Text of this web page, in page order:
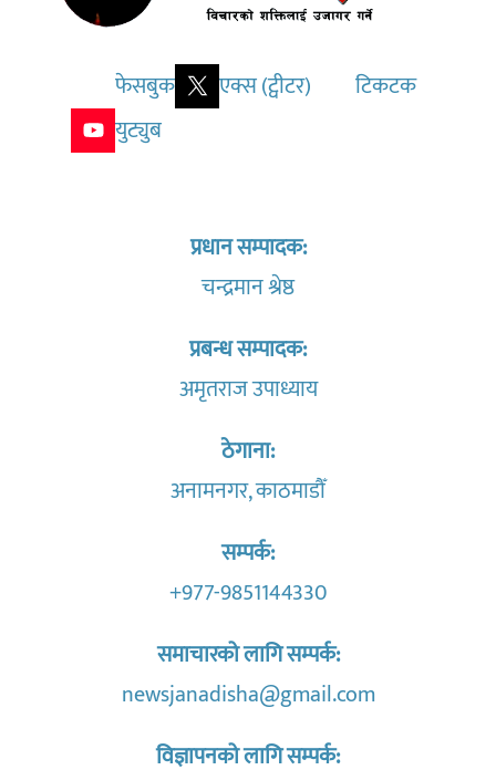
फेसबुक एक्स (ट्वीटर)
टिकटक
युट्युब
प्रधान सम्पादक:
चन्द्रमान श्रेष्ठ
प्रबन्ध सम्पादक:
अमृतराज उपाध्याय
ठेगाना:
अनामनगर, काठमाडौँ
सम्पर्क:
+977-9851144330
समाचारको लागि सम्पर्क:
newsjanadisha@gmail.com
विज्ञापनको लागि सम्पर्क: